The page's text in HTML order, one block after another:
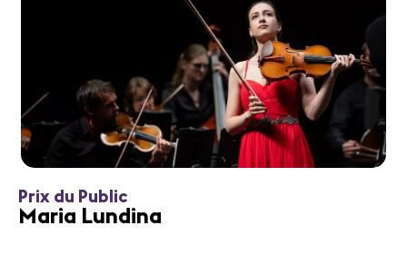
Prix du Public
Maria Lundina